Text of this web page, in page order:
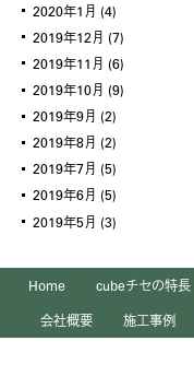
2020年1月 (4)
2019年12月 (7)
2019年11月 (6)
2019年10月 (9)
2019年9月 (2)
2019年8月 (2)
2019年7月 (5)
2019年6月 (5)
2019年5月 (3)
Home cubeチセの特長
会社概要
施工事例